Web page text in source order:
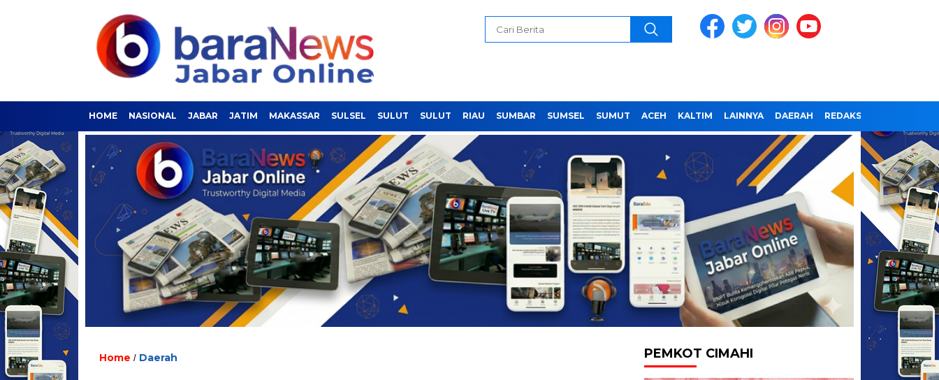
HOME NASIONAL JABAR JATIM MAKASSAR SULSEL SULUT SULUT RIAU SUMBAR SUMSEL SUMUT ACEH KALTIM LAINNYA DAERAH REDAKSI
Home / Daerah PEMKOT CIMAHI